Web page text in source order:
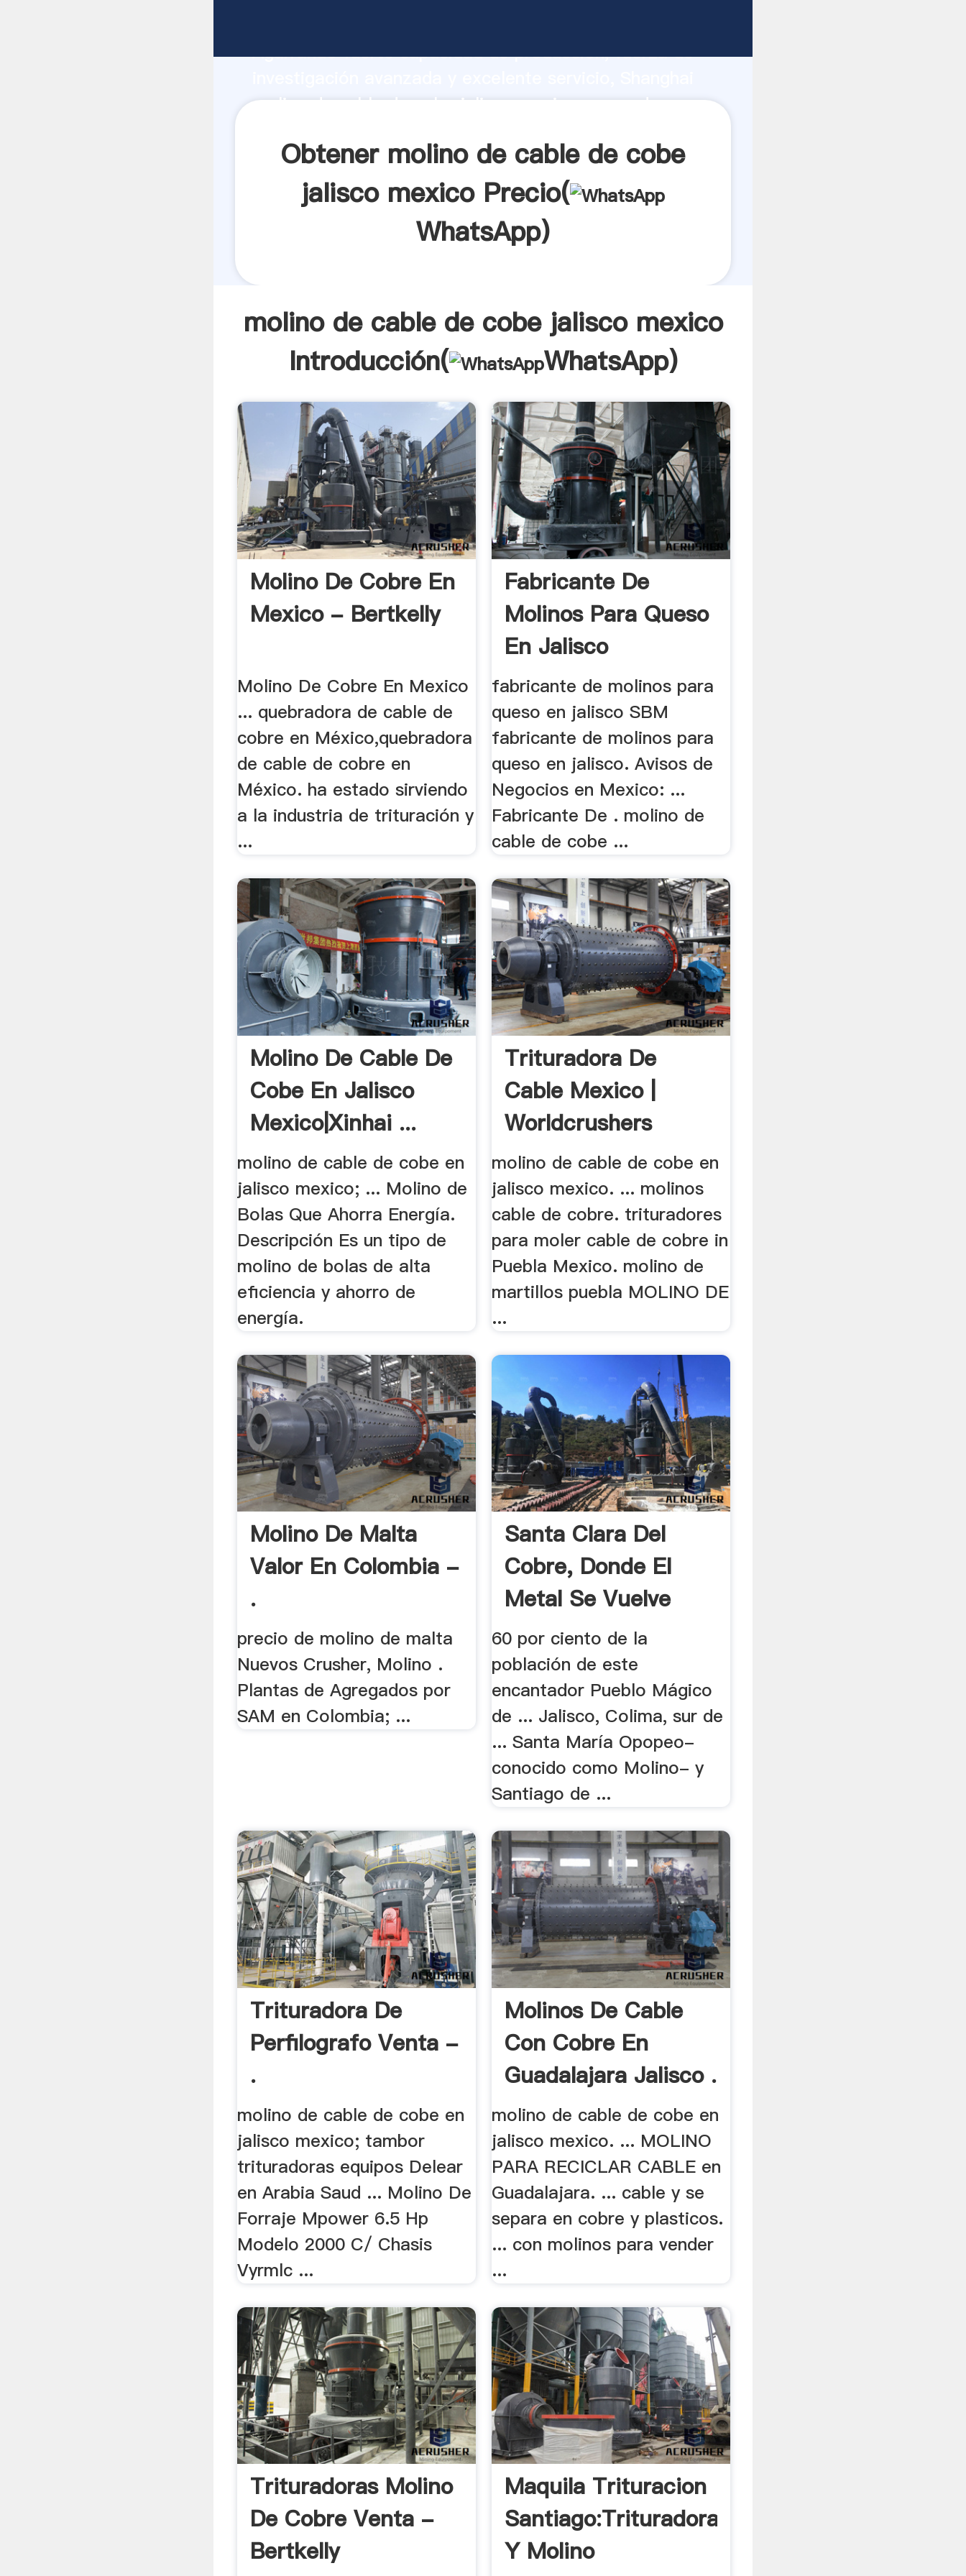
Agarrando fuerte capacidad de producción, fuerza de
molino de cable de cobe jalisco mexico proveedor crea
Obtener molino de cable de cobe
jalisco mexico Precio(
WhatsApp)
molino de cable de cobe jalisco mexico
Introducción(
WhatsApp)
Molino De Cobre En
Mexico - Bertkelly
Molino De Cobre En Mexico
... quebradora de cable de
cobre en México,quebradora
de cable de cobre en
México. ha estado sirviendo
a la industria de trituración y
...
Fabricante De
Molinos Para Queso
En Jalisco
fabricante de molinos para
queso en jalisco SBM
fabricante de molinos para
queso en jalisco. Avisos de
Negocios en Mexico: ...
Fabricante De . molino de
cable de cobe ...
Molino De Cable De
Cobe En Jalisco
Mexico|Xinhai ...
molino de cable de cobe en
jalisco mexico; ... Molino de
Bolas Que Ahorra Energía.
Descripción Es un tipo de
molino de bolas de alta
eficiencia y ahorro de
energía.
Trituradora De
Cable Mexico |
Worldcrushers
molino de cable de cobe en
jalisco mexico. ... molinos
cable de cobre. trituradores
para moler cable de cobre in
Puebla Mexico. molino de
martillos puebla MOLINO DE
...
Molino De Malta
Valor En Colombia -
.
precio de molino de malta
Nuevos Crusher, Molino .
Plantas de Agregados por
SAM en Colombia; ...
Santa Clara Del
Cobre, Donde El
Metal Se Vuelve
Arte
60 por ciento de la
población de este
encantador Pueblo Mágico
de ... Jalisco, Colima, sur de
... Santa María Opopeo-
conocido como Molino- y
Santiago de ...
Trituradora De
Perfilografo Venta -
.
molino de cable de cobe en
jalisco mexico; tambor
trituradoras equipos Delear
en Arabia Saud ... Molino De
Forraje Mpower 6.5 Hp
Modelo 2000 C/ Chasis
Vyrmlc ...
Molinos De Cable
Con Cobre En
Guadalajara Jalisco .
molino de cable de cobe en
jalisco mexico. ... MOLINO
PARA RECICLAR CABLE en
Guadalajara. ... cable y se
separa en cobre y plasticos.
... con molinos para vender
...
Trituradoras Molino
De Cobre Venta -
Bertkelly
Maquila Trituracion
Santiago:Trituradora
Y Molino